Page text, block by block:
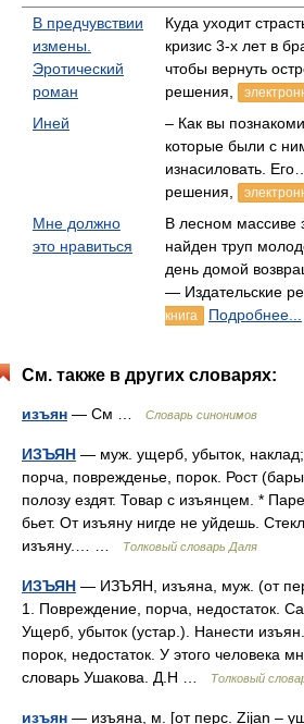
В предчувствии
измены.
Эротический
роман
Куда уходит
кризис 3-х лет в
чтобы вернуть
решения,
Иней
– Как вы
которые были с
изнасиловать.
решения,
Мне должно
это нравиться
В лесном массиве
найден труп
день домой
— Издательские
книга
Подробнее...
См. также в других словарях:
изъян — См … Словарь синонимов
ИЗЪЯН — муж. ущерб, убыток, наклад;
порча, поврежденье, порок. Рост
полозу ездят. Товар с изъянцем. *
бьет. От изъяну нигде не уйдешь.
изъяну.… …
Толковый словарь Даля
ИЗЪЯН — ИЗЪЯН, изъяна, муж. (от
1. Повреждение, порча, недостаток.
Ущерб, убыток (устар.). Нанести
порок, недостаток. У этого человека
словарь Ушакова. Д.Н …
Толковый
изъян — изъяна, м. [от перс. Zijan –